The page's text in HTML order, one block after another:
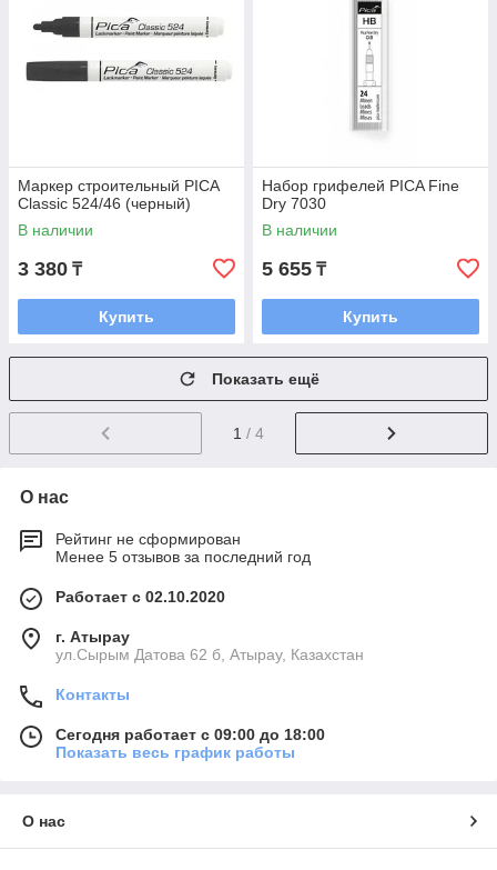
Маркер строительный PICA
Classic 524/46 (черный)
В наличии
3 380 ₸
Купить
Набор грифелей PICA Fine
Dry 7030
В наличии
5 655 ₸
Купить
Показать ещё
1 / 4
О нас
Рейтинг не сформирован
Менее 5 отзывов за последний год
Работает с 02.10.2020
г. Атырау
ул.Сырым Датова 62 б, Атырау, Казахстан
Контакты
Сегодня работает с 09:00 до 18:00
Показать весь график работы
О нас